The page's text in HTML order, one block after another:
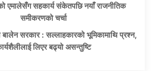
एमालेसँग सहकार्य संकेतपछि नयाँ राजनीतिक
समीकरणको चर्चा
बालेन सरकार : सल्लाहकारको भूमिकामाथि प्रश्न,
लिएर बढ्यो असन्तुष्टि